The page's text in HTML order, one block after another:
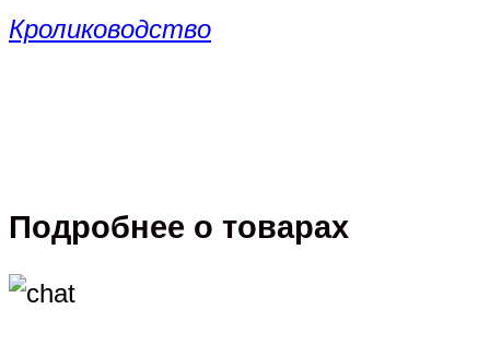
Кролиководство
Подробнее о товарах